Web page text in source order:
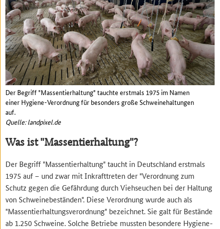
Der Begriff "Massentierhaltung" tauchte erstmals 1975 im Namen
einer Hygiene-Verordnung für besonders große Schweinehaltungen
auf.
Quelle: landpixel.de
Was ist "Massentierhaltung"?
Der Begriff "Massentierhaltung" taucht in Deutschland erstmals
1975 auf – und zwar mit Inkrafttreten der "Verordnung zum
Schutz gegen die Gefährdung durch Viehseuchen bei der Haltung
von Schweinebeständen". Diese Verordnung wurde auch als
"Massentierhaltungsverordnung" bezeichnet. Sie galt für Bestände
ab 1.250 Schweine. Solche Betriebe mussten besondere Hygiene-